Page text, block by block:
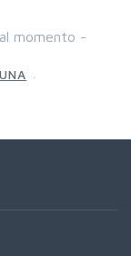
momento -